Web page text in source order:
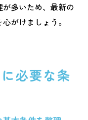
多いため、最新の
がけましょう。
必要な条